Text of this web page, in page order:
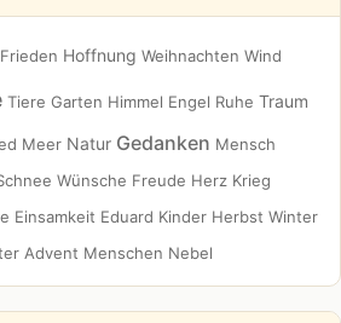
Frieden Hoffnung Weihnachten Wind
Tiere Garten Himmel Engel Ruhe Traum
Meer Natur Gedanken Mensch
Wünsche Freude Herz Krieg
Einsamkeit Eduard Kinder Herbst Winter
Advent Menschen Nebel